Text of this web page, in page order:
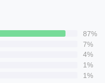
87%
7%
4%
1%
1%